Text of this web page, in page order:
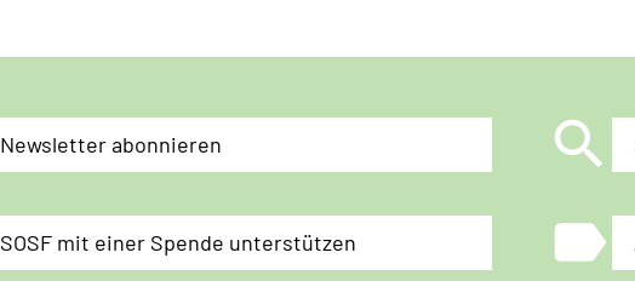
Newsletter abonnieren search
SOSF mit einer Spende unterstützen label